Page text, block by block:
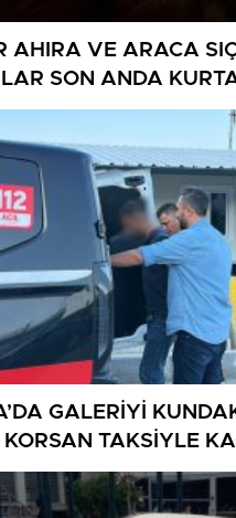
AHIRA VE ARACA
SON ANDA
GALERİYİ
KORSAN TAKSİYLE
YAKALANDI